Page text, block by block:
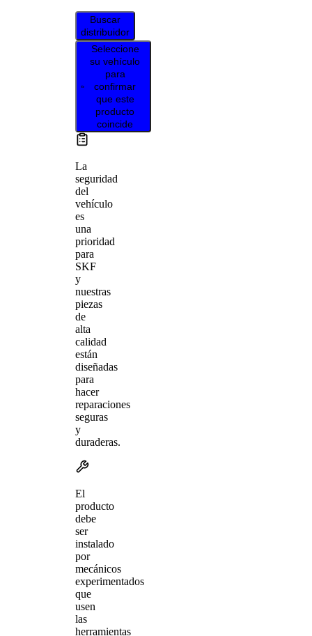
Buscar
distribuidor
Seleccione
su vehículo
para
confirmar
que este
producto
coincide
La
seguridad
del
vehículo
es
una
prioridad
para
SKF
y
nuestras
piezas
de
alta
calidad
están
diseñadas
para
hacer
reparaciones
seguras
y
duraderas.
El
producto
debe
ser
instalado
por
mecánicos
experimentados
que
usen
las
herramientas